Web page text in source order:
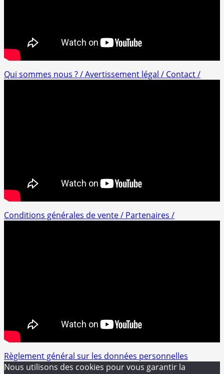
Qui sommes nous ? /Avertissement légal / Contact /
Conditions générales de vente / Partenaires /
Règlement général sur les données personnelles
Nous utilisons des cookies pour vous garantir la